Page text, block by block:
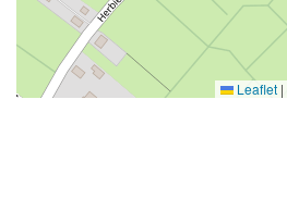
Leaflet |